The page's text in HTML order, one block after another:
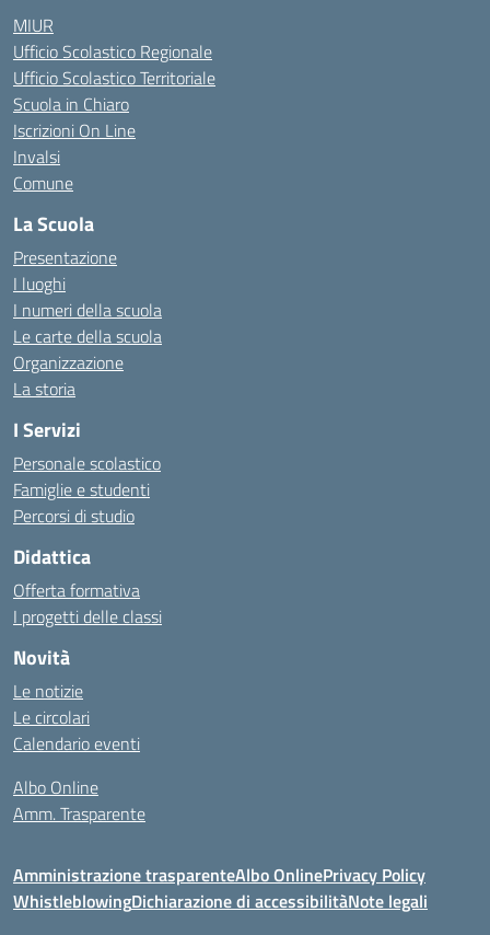
MIUR
Ufficio Scolastico Regionale
Ufficio Scolastico Territoriale
Scuola in Chiaro
Iscrizioni On Line
Invalsi
Comune
La Scuola
Presentazione
I luoghi
I numeri della scuola
Le carte della scuola
Organizzazione
La storia
I Servizi
Personale scolastico
Famiglie e studenti
Percorsi di studio
Didattica
Offerta formativa
I progetti delle classi
Novità
Le notizie
Le circolari
Calendario eventi
Albo Online
Amm. Trasparente
Amministrazione trasparenteAlbo OnlinePrivacy Policy
WhistleblowingDichiarazione di accessibilitàNote legali